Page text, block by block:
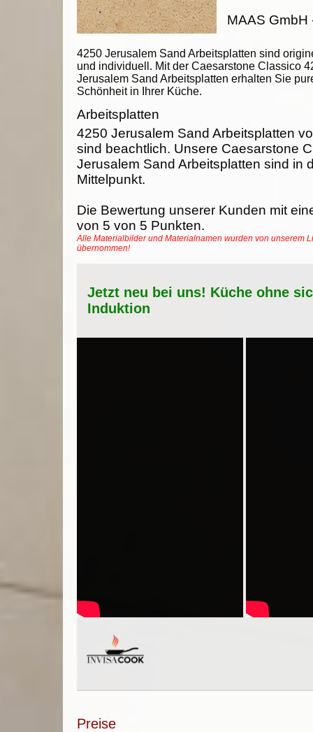
4250 Jerusalem Sand Arbeitsplatten sind
und individuell. Mit der Caesarstone Classico
Jerusalem Sand Arbeitsplatten erhalten Sie
Schönheit in Ihrer Küche.
MAAS GmbH
Arbeitsplatten
4250 Jerusalem Sand Arbeitsplatten
sind beachtlich. Unsere Caesarstone
Jerusalem Sand Arbeitsplatten sind in
Mittelpunkt.
Die Bewertung unserer Kunden mit
von 5 von 5 Punkten.
Alle Materialbilder und Materialnamen wurden von unserem
übernommen!
Jetzt neu bei uns! Küche ohne
Induktion
Preise